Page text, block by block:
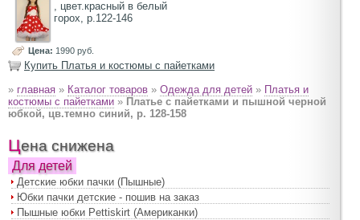
, цвет.красный в белый
горох, р.122-146
Цена: 1990 руб.
Купить Платья и костюмы с пайетками
» главная » Каталог товаров » Одежда для детей » Платья и
костюмы с пайетками » Платье с пайетками и пышной черной
юбкой, цв.темно синий, р. 128-158
Цена снижена
Для детей
Детские юбки пачки (Пышные)
Юбки пачки детские - пошив на заказ
Пышные юбки Pettiskirt (Американки)